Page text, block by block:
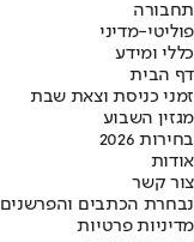
תחבורה
פוליטי-מדיני
כללי ומידע
דף הבית
זמני כניסת וצאת שבת
מגזין השבוע
בחירות 2026
אודות
צור קשר
נבחרת הכתבים והפרשנים
מדיניות פרטיות